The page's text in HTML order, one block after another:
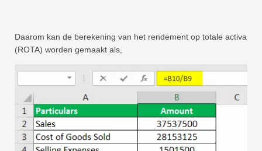
Daarom kan de berekening van het rendement op totale activa
(ROTA) worden gemaakt als,